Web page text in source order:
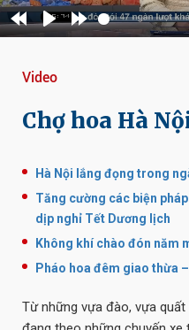
RewindPlay Forward
Video
Chợ hoa Hà
Hà Nội lắng đọng trong
Tăng cường các biện
dịp nghỉ Tết Dương lịch
Không khí chào đón năm
Pháo hoa đêm giao thừa
Từ những vựa đào, vựa